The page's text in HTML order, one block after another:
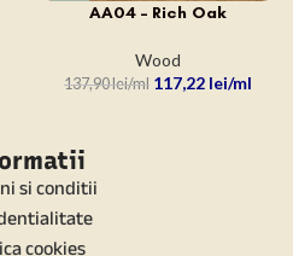
AA04 – Rich Oak
Wood
137,90lei 117,22 lei
si conditii
cookies